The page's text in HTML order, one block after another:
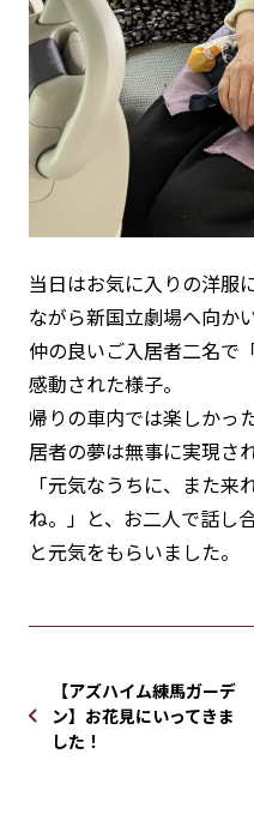
当日はお気に入りの洋服
ながら新国立劇場へ向か
仲の良いご入居者二名で
感動された様子。
帰りの車内では楽しかっ
居者の夢は無事に実現さ
「元気なうちに、また来
ね。」と、お二人で話し
と元気をもらいました。
【アズハイム練馬ガーデ
ン】お花見にいってきま
した！